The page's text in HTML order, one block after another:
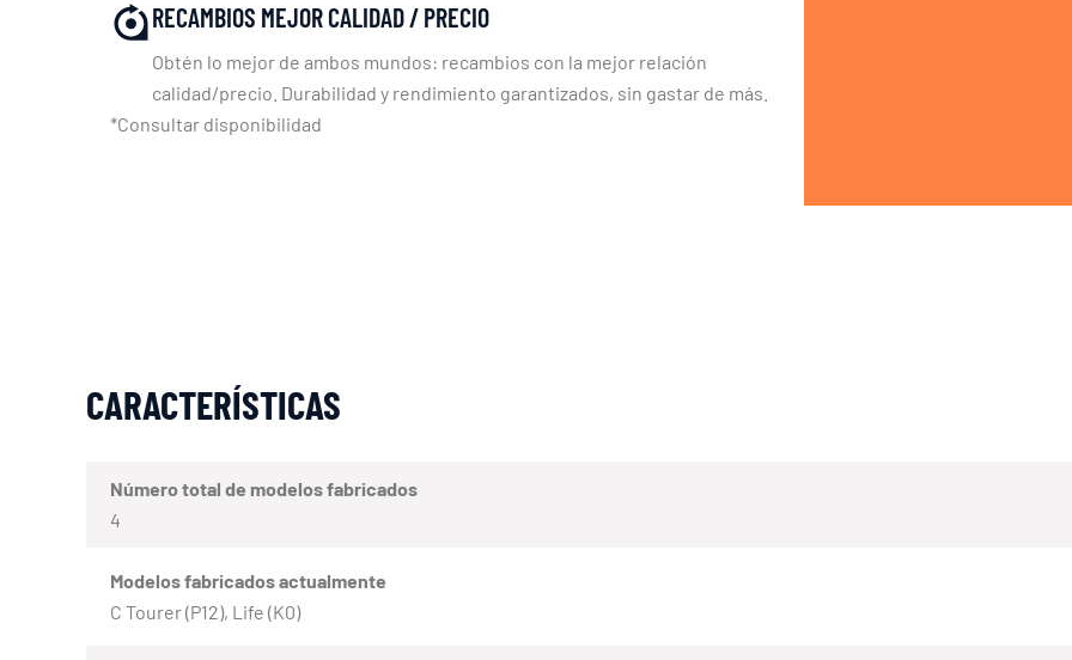
RECAMBIOS MEJOR CALIDAD / PRECIO
Obtén lo mejor de ambos mundos: recambios con la mejor relación
calidad/precio. Durabilidad y rendimiento garantizados, sin gastar de más.
*Consultar disponibilidad
CARACTERÍSTICAS
Número total de modelos fabricados
4
Modelos fabricados actualmente
C Tourer (P12), Life (K0)